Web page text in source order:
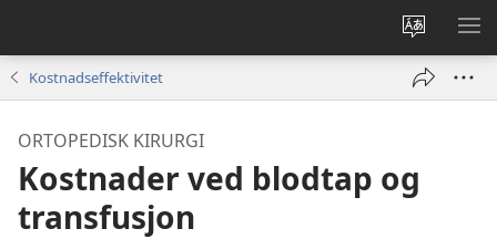
Endre
språk
VIS
Kostnadseffektivitet
ORTOPEDISK KIRURGI
Kostnader ved blodtap og
transfusjon